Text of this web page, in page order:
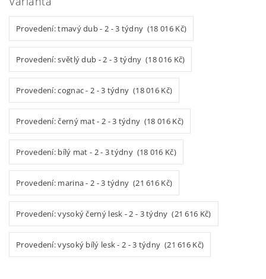
Provedení: tmavý dub - 2 - 3 týdny (18 016 Kč)
Provedení: světlý dub - 2 - 3 týdny (18 016 Kč)
Provedení: cognac - 2 - 3 týdny (18 016 Kč)
Provedení: černý mat - 2 - 3 týdny (18 016 Kč)
Provedení: bílý mat - 2 - 3 týdny (18 016 Kč)
Provedení: marina - 2 - 3 týdny (21 616 Kč)
Provedení: vysoký černý lesk - 2 - 3 týdny (21 616 Kč)
Provedení: vysoký bílý lesk - 2 - 3 týdny (21 616 Kč)